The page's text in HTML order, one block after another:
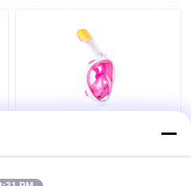
Anak Full Face Silicone
Freediving